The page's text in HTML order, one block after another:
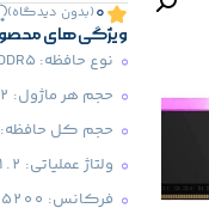
0(بدون دیدگاه)
ویژگی های
نوع حافظه: DDR5
حجم هر ماژول: 32 گیگابایت
حجم کل حافظه: 32 گیگابایت
ولتاژ عملیاتی: 1.2 ولت
فرکانس: 5200 مگاهرتز